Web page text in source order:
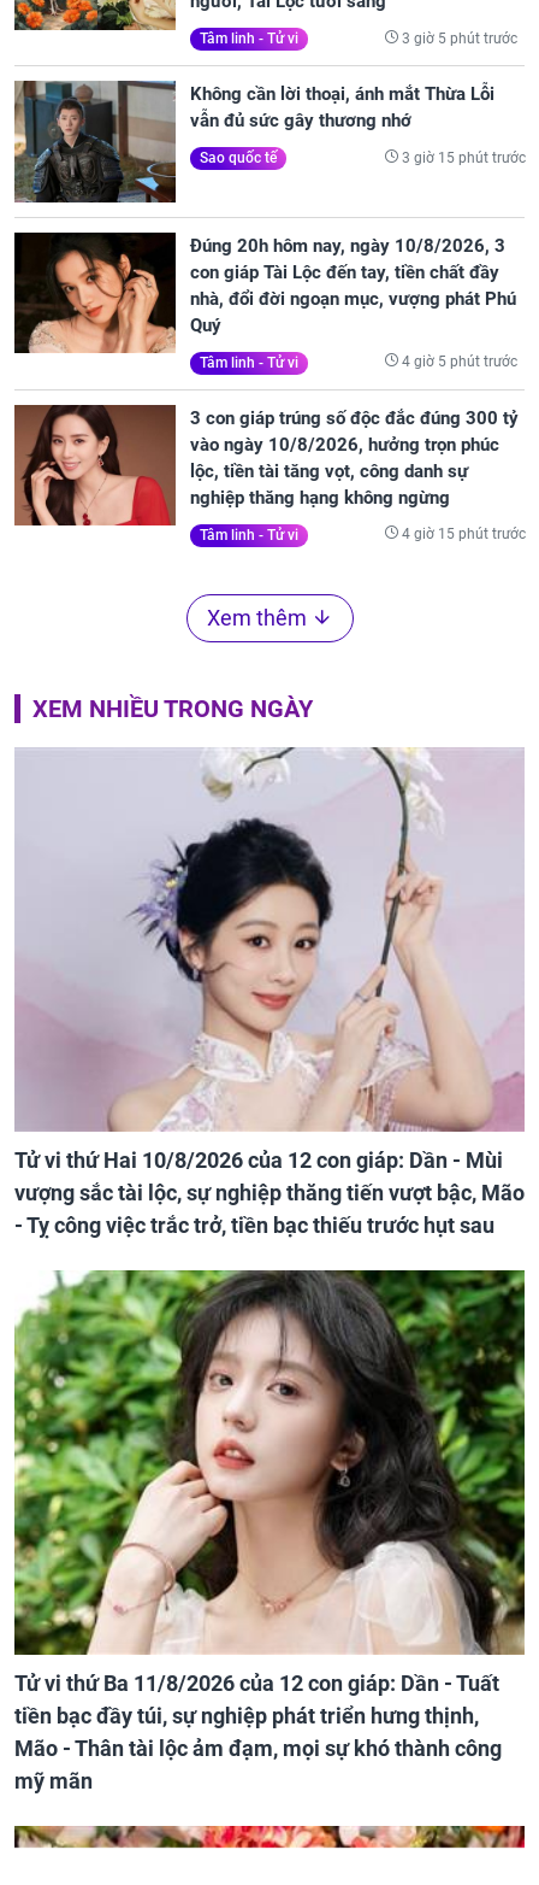
người, Tài Lộc tươi sáng
Tâm linh - Tử vi 3 giờ 5 phút trước
Không cần lời thoại, ánh mắt Thừa Lỗi
vẫn đủ sức gây thương nhớ
Sao quốc tế 3 giờ 15 phút trước
Đúng 20h hôm nay, ngày 10/8/2026, 3
con giáp Tài Lộc đến tay, tiền chất đầy
nhà, đổi đời ngoạn mục, vượng phát Phú
Quý
Tâm linh - Tử vi 4 giờ 5 phút trước
3 con giáp trúng số độc đắc đúng 300 tỷ
vào ngày 10/8/2026, hưởng trọn phúc
lộc, tiền tài tăng vọt, công danh sự
nghiệp thăng hạng không ngừng
Tâm linh - Tử vi 4 giờ 15 phút trước
Xem thêm
XEM NHIỀU TRONG NGÀY
Tử vi thứ Hai 10/8/2026 của 12 con giáp: Dần - Mùi
vượng sắc tài lộc, sự nghiệp thăng tiến vượt bậc, Mão
- Tỵ công việc trắc trở, tiền bạc thiếu trước hụt sau
Tử vi thứ Ba 11/8/2026 của 12 con giáp: Dần - Tuất
tiền bạc đầy túi, sự nghiệp phát triển hưng thịnh,
Mão - Thân tài lộc ảm đạm, mọi sự khó thành công
mỹ mãn